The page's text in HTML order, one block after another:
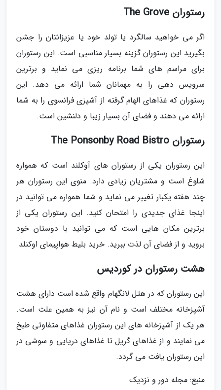
رستوران The Grove
اگر می خواهید سالگرد یا تولد خود یا عزیزانتان را جشن
بگیرید این رستوران گزینه بسیار مناسبی است. این رستوران
برای مراسم های شما برنامه ریزی می نماید و برترین
سرویس دهی را به مهمانان شما ارائه می دهد. این
رستوران که غذاهای الهام گرفته از آشپزی فرانسوی را به شما
ارائه می دهند و فضای آن بسیار زیبا و دلنشین است.
رستوران The Ponsonby Road Bistro
این رستوران یکی از رستوران های آوکلند است که همواره
شلوغ است و مشتریان زیادی دارد. منوی این رستوران هر
چند هفته یکبار تغییر می نماید و شما همواره می توانید در
اینجا غذای جدیدی را امتحان کنید. این رستوران یکی از
برترین مکان هایی است که می توانید با دوستان خود
بروید و از فضای آن لذت ببرید. خرید بلیط هواپیمای اوکنلد
هشت رستوران در کوردیس
این رستوران که در هتل لانگهام واقع شده است دارای هشت
آشپزخانه مختلف است و نام آن نیز به همین علت است.
هر یک از آشپزخانه های این رستوران غذاهای متفاوتی طبخ
می نمایند و از غذاهای گریل تا غذاهای دریایی و سوشی در
این رستوران یافت می گردد.
منبع: مجله دور و نزدیک